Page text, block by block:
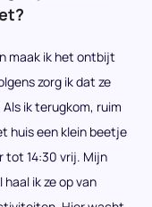
maak ik het ontbijt
zorg ik dat ze
ik terugkom, ruim
huis een klein beetje
tot 14:30 vrij. Mijn
ik ze op van